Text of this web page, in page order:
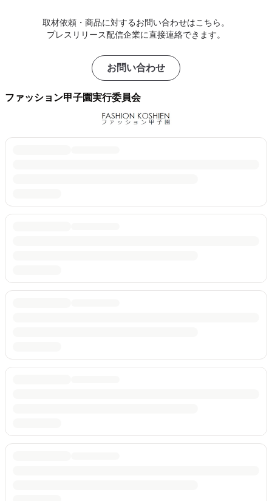
取材依頼・商品に対するお問い合わせはこちら。
プレスリリース配信企業に直接連絡できます。
お問い合わせ
ファッション甲子園実行委員会